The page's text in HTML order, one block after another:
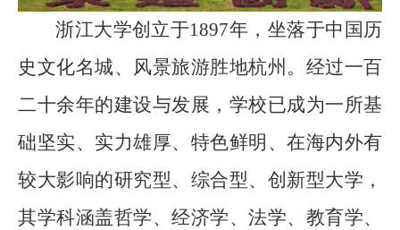
浙江大学创立于1897年，坐落于中国历
史文化名城、风景旅游胜地杭州。经过一百
二十余年的建设与发展，学校已成为一所基
础坚实、实力雄厚、特色鲜明、在海内外有
较大影响的研究型、综合型、创新型大学，
其学科涵盖哲学、经济学、法学、教育学、